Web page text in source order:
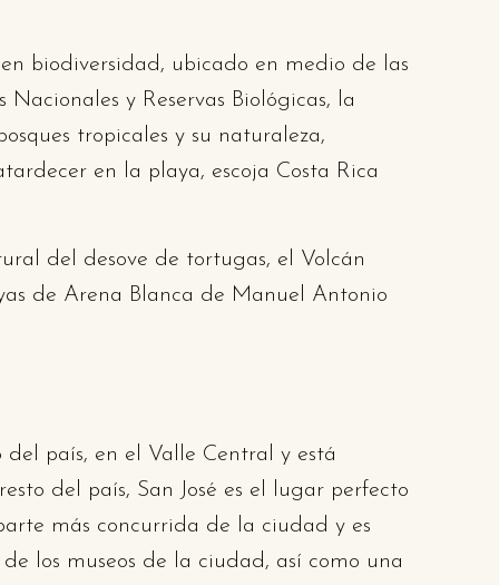
biodiversidad, ubicado en medio de las
y Reservas Biológicas, la
tropicales y su naturaleza,
en la playa, escoja Costa Rica
del desove de tortugas, el Volcán
de Arena Blanca de Manuel Antonio
país, en el Valle Central y está
del país, San José es el lugar perfecto
más concurrida de la ciudad y es
los museos de la ciudad, así como una